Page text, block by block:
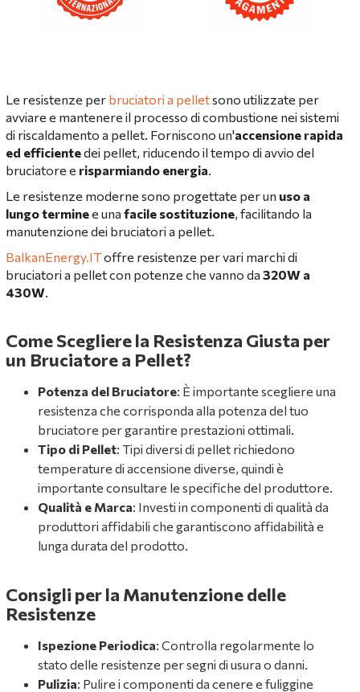
Le resistenze per bruciatori a pelletsono utilizzate per
avviare e mantenere il processo di combustione nei sistemi
di riscaldamento a pellet. Forniscono un'accensione rapida
ed efficientedei pellet, riducendo il tempo di avvio del
bruciatore e risparmiando energia.
Le resistenze moderne sono progettate per un uso a
lungo terminee una facile sostituzione, facilitando la
manutenzione dei bruciatori a pellet.
BalkanEnergy.IToffre resistenze per vari marchi di
bruciatori a pellet con potenze che vanno da 320W a
430W.
Come Scegliere la Resistenza Giusta per
un Bruciatore a Pellet?
Potenza del Bruciatore: È importante scegliere una
resistenza che corrisponda alla potenza del tuo
bruciatore per garantire prestazioni ottimali.
Tipo di Pellet: Tipi diversi di pellet richiedono
temperature di accensione diverse, quindi è
importante consultare le specifiche del produttore.
Qualità e Marca: Investi in componenti di qualità da
produttori affidabili che garantiscono affidabilità e
lunga durata del prodotto.
Consigli per la Manutenzione delle
Resistenze
Ispezione Periodica: Controlla regolarmente lo
stato delle resistenze per segni di usura o danni.
Pulizia: Pulire i componenti da cenere e fuliggine